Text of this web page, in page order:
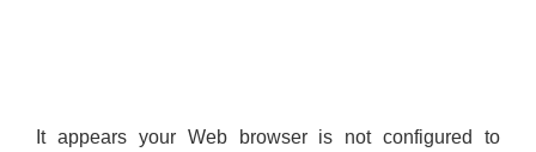
It appears your Web browser is not configured to